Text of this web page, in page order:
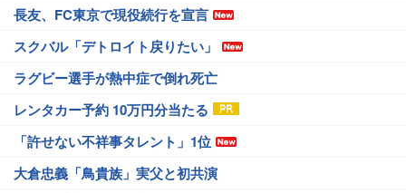
長友、FC東京で現役続行を宣言
スクバル「デトロイト戻りたい」
ラグビー選手が熱中症で倒れ死亡
レンタカー予約 10万円分当たる
「許せない不祥事タレント」1位
大倉忠義「鳥貴族」実父と初共演